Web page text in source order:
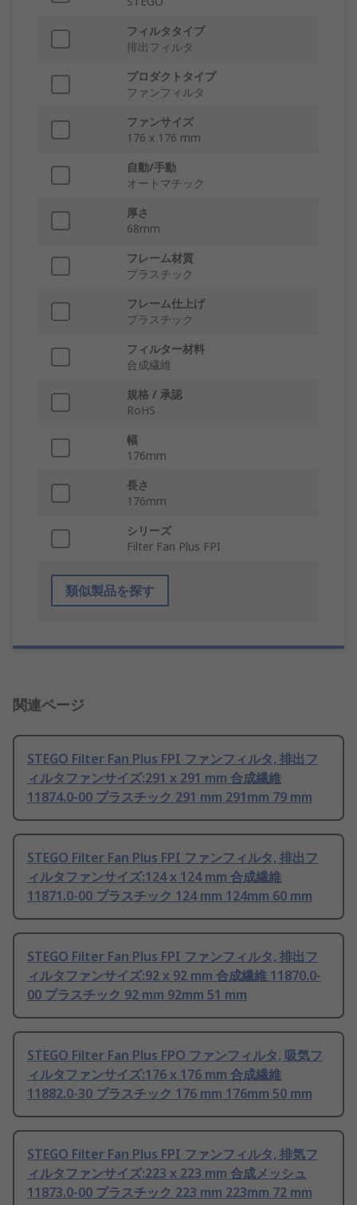
フィルタタイプ
排出フィルタ
プロダクトタイプ
ファンフィルタ
ファンサイズ
176 x 176 mm
自動/手動
オートマチック
厚さ
68mm
フレーム材質
プラスチック
フレーム仕上げ
プラスチック
フィルター材料
合成繊維
規格 / 承認
RoHS
幅
176mm
長さ
176mm
シリーズ
Filter Fan Plus FPI
類似製品を探す
関連ページ
STEGO Filter Fan Plus FPI ファンフィルタ, 排出フ
ィルタファンサイズ:291 x 291 mm 合成繊維
11874.0-00 プラスチック 291 mm 291mm 79 mm
STEGO Filter Fan Plus FPI ファンフィルタ, 排出フ
ィルタファンサイズ:124 x 124 mm 合成繊維
11871.0-00 プラスチック 124 mm 124mm 60 mm
STEGO Filter Fan Plus FPI ファンフィルタ, 排出フ
ィルタファンサイズ:92 x 92 mm 合成繊維 11870.0-
00 プラスチック 92 mm 92mm 51 mm
STEGO Filter Fan Plus FPO ファンフィルタ, 吸気フ
ィルタファンサイズ:176 x 176 mm 合成繊維
11882.0-30 プラスチック 176 mm 176mm 50 mm
STEGO Filter Fan Plus FPI ファンフィルタ, 排気フ
ィルタファンサイズ:223 x 223 mm 合成メッシュ
11873.0-00 プラスチック 223 mm 223mm 72 mm